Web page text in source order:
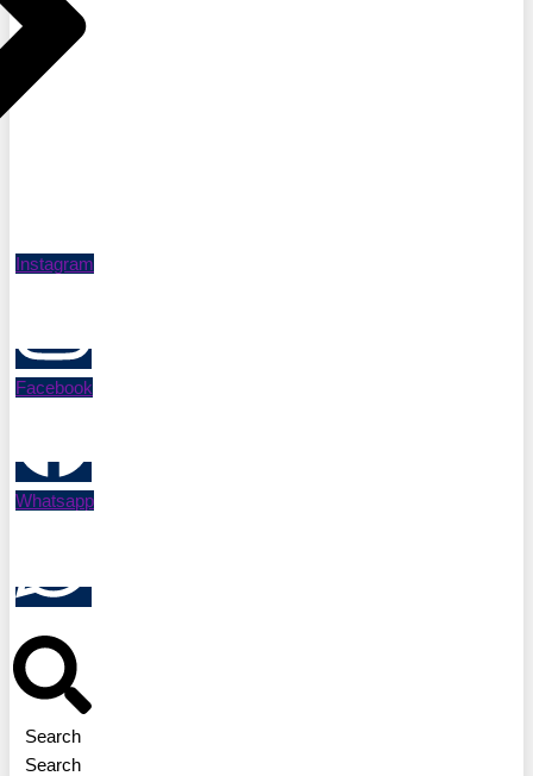
Instagram
Facebook
Whatsapp
Search
Search